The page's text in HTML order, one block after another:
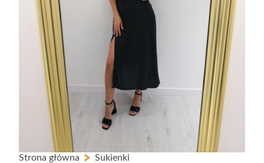
Strona główna Sukienki